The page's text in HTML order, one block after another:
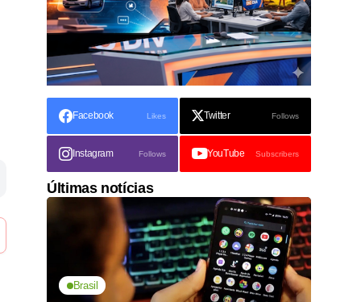
Facebook Likes Twitter Follows
Instagram Follows YouTube Subscribers
Últimas notícias
Brasil